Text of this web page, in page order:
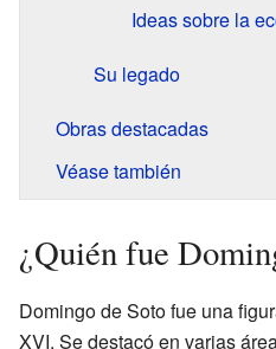
Ideas sobre la
Su legado
Obras destacadas
Véase también
¿Quién fue
Domingo de Soto fue una
XVI. Se destacó en varias